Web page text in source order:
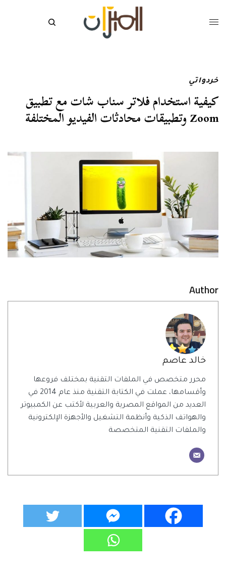
خردواتي
كيفية استخدام فلاتر سناب شات مع تطبيق
Zoom وتطبيقات محادثات الفيديو المختلفة
Author
خالد عاصم
محرر متخصص في الملفات التقنية بمختلف فروعها
وأقسامها، عملت في الكتابة التقنية منذ عام 2014 في
العديد من المواقع المصرية والعربية لأكتب عن الكمبيوتر
والهواتف الذكية وأنظمة التشغيل والأجهزة الإلكترونية
والملفات التقنية المتخصصة